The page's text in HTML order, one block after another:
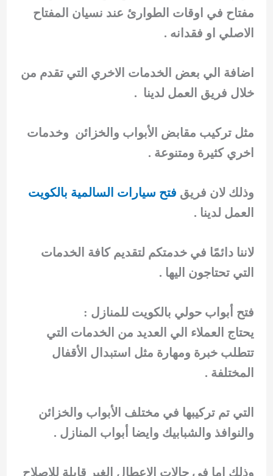
مفتاح في اوقات الطوارئ عند نسيان المفتاح
الاصلي او فقدانه .
اضافة الي بعض الخدمات الاخري التي تقدم من
خلال فريق العمل لدينا .
مثل تركيب مقابض الأبواب والخزائن وخدمات
اخري كثيرة ومتنوعة .
وذلك لان فريق فتح سيارات السالمية بالكويت
العمل لدينا .
لاننا دائمًا في خدمتكم لتقديم كافة الخدمات
التي تحتاجون اليها .
فتح أبواب حولي بالكويت للمنازل :
يحتاج العملاء الي العديد من الخدمات التي
تتطلب خبرة ومهارة مثل استبدال الأقفال
المختلفة .
التي تم تركيبها في مختلف الأبواب والخزائن
والنوافذ والشبابيك وايضا أبواب المنازل .
وذلك اما في حالات الاعطال الغير قابلة للاصلاح